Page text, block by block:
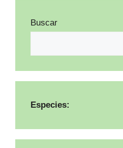
Buscar
Especies: